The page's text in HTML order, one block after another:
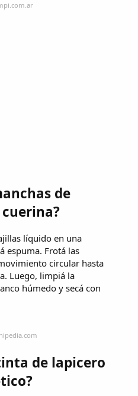
de
líquido en una
espuma. Frotá las
circular hasta
Luego, limpiá la
húmedo y secá con
de lapicero